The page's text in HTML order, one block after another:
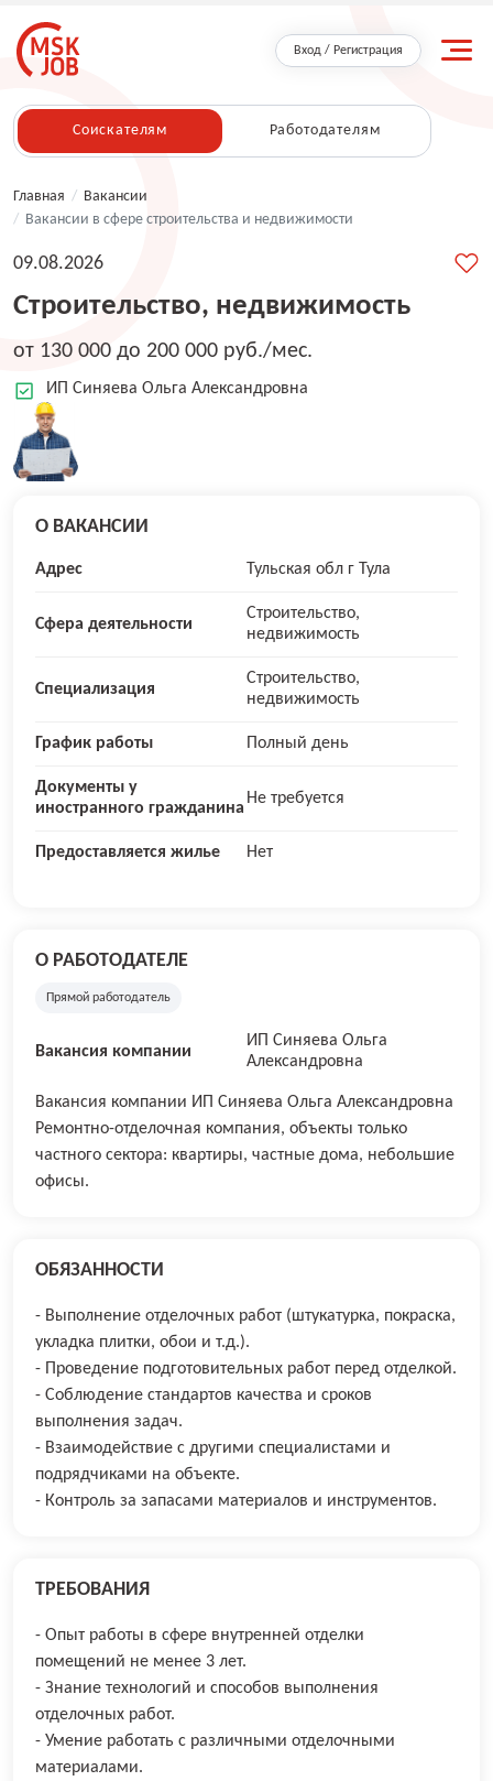
Вход / Регистрация
Соискателям Работодателям
Главная / Вакансии
/ Вакансии в сфере строительства и недвижимости
Строительство, недвижимость
09.08.2026
от 130 000 до 200 000 руб./мес.
ИП Синяева Ольга Александровна
О ВАКАНСИИ
Адрес Тульская обл г Тула
Сфера деятельности
Строительство,
недвижимость
Специализация
Строительство,
недвижимость
График работы Полный день
Документы у
иностранного гражданина
Не требуется
Предоставляется жилье Нет
О РАБОТОДАТЕЛЕ
Прямой работодатель
Вакансия компании
ИП Синяева Ольга
Александровна
Вакансия компании ИП Синяева Ольга Александровна
Ремонтно-отделочная компания, объекты только
частного сектора: квартиры, частные дома, небольшие
офисы.
ОБЯЗАННОСТИ
- Выполнение отделочных работ (штукатурка, покраска,
укладка плитки, обои и т.д.).
- Проведение подготовительных работ перед отделкой.
- Соблюдение стандартов качества и сроков
выполнения задач.
- Взаимодействие с другими специалистами и
подрядчиками на объекте.
- Контроль за запасами материалов и инструментов.
ТРЕБОВАНИЯ
- Опыт работы в сфере внутренней отделки
помещений не менее 3 лет.
- Знание технологий и способов выполнения
отделочных работ.
- Умение работать с различными отделочными
материалами.